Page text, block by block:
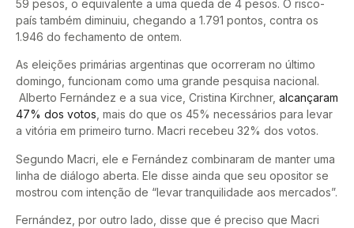
59 pesos, o equivalente a uma queda de 4 pesos. O risco-
país também diminuiu, chegando a 1.791 pontos, contra os
1.946 do fechamento de ontem.
As eleições primárias argentinas que ocorreram no último
domingo, funcionam como uma grande pesquisa nacional.
Alberto Fernández e a sua vice, Cristina Kirchner, alcançaram
47% dos votos , mais do que os 45% necessários para levar
a vitória em primeiro turno. Macri recebeu 32% dos votos.
Segundo Macri, ele e Fernández combinaram de manter uma
linha de diálogo aberta. Ele disse ainda que seu opositor se
mostrou com intenção de “levar tranquilidade aos mercados”.
Fernández, por outro lado, disse que é preciso que Macri